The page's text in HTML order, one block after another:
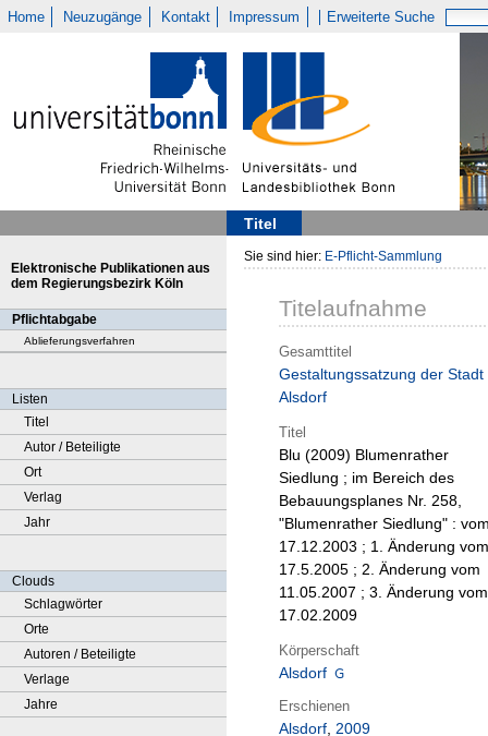
Home Neuzugänge Kontakt Impressum Erweiterte Suche
Titel
Elektronische Publikationen aus
dem Regierungsbezirk Köln
Pflichtabgabe
Ablieferungsverfahren
Listen
Titel
Autor / Beteiligte
Ort
Verlag
Jahr
Clouds
Schlagwörter
Orte
Autoren / Beteiligte
Verlage
Jahre
Sie sind hier: E-Pflicht-Sammlung
Titelaufnahme
Gesamttitel
Gestaltungssatzung der Stadt
Alsdorf
Titel
Blu (2009) Blumenrather
Siedlung ; im Bereich des
Bebauungsplanes Nr. 258,
"Blumenrather Siedlung" :
17.12.2003 ; 1. Änderung vom
17.5.2005 ; 2. Änderung vom
11.05.2007 ; 3. Änderung vom
17.02.2009
Körperschaft
Alsdorf
Erschienen
Alsdorf, 2009